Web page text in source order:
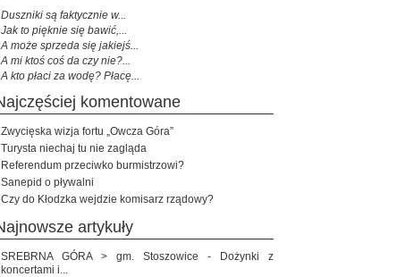
Duszniki są faktycznie w...
Jak to pięknie się bawić,...
A może sprzeda się jakiejś...
A mi ktoś coś da czy nie?...
A kto płaci za wodę? Płacę...
najczęściej komentowane
Zwycięska wizja fortu „Owcza Góra”
Turysta niechaj tu nie zagląda
Referendum przeciwko burmistrzowi?
Sanepid o pływalni
Czy do Kłodzka wejdzie komisarz rządowy?
najnowsze artykuły
SREBRNA GÓRA > gm. Stoszowice - Dożynki z
koncertami i...